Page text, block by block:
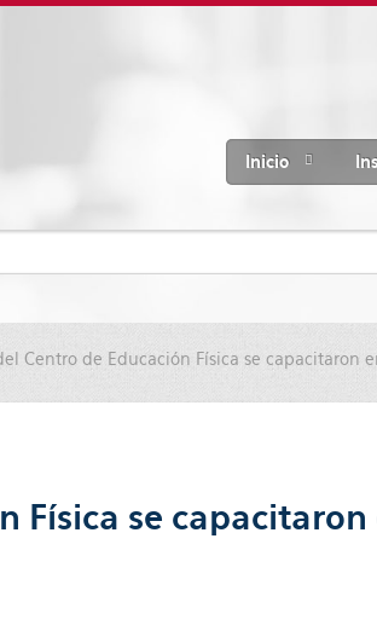
Inicio
Centro de Educación Física se capacitaron
Física se